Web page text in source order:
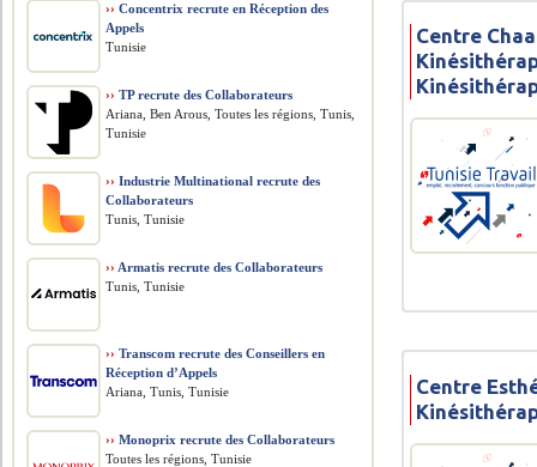
Centre
Centre
›› Concentrix recrute en Réception des
Appels
Tunisie
›› TP recrute des Collaborateurs
Ariana, Ben Arous, Toutes les régions, Tunis,
Tunisie
›› Industrie Multinational recrute des
Collaborateurs
Tunis, Tunisie
›› Armatis recrute des Collaborateurs
Tunis, Tunisie
›› Transcom recrute des Conseillers en
Réception d’Appels
Ariana, Tunis, Tunisie
›› Monoprix recrute des Collaborateurs
Toutes les régions, Tunisie